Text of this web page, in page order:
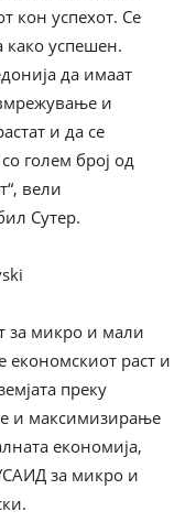
кон успехот. Се
како успешен.
да имаат
и
и да се
голем број од
вели
Сутер.
за микро и мали
економскиот раст и
преку
и максимизирање
економија,
за микро и